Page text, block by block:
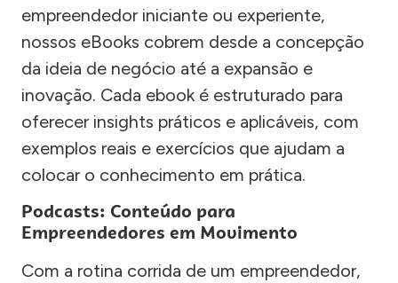
empreendedor iniciante ou experiente,
nossos eBooks cobrem desde a concepção
da ideia de negócio até a expansão e
inovação. Cada ebook é estruturado para
oferecer insights práticos e aplicáveis, com
exemplos reais e exercícios que ajudam a
colocar o conhecimento em prática.
Podcasts: Conteúdo para
Empreendedores em Movimento
Com a rotina corrida de um empreendedor,